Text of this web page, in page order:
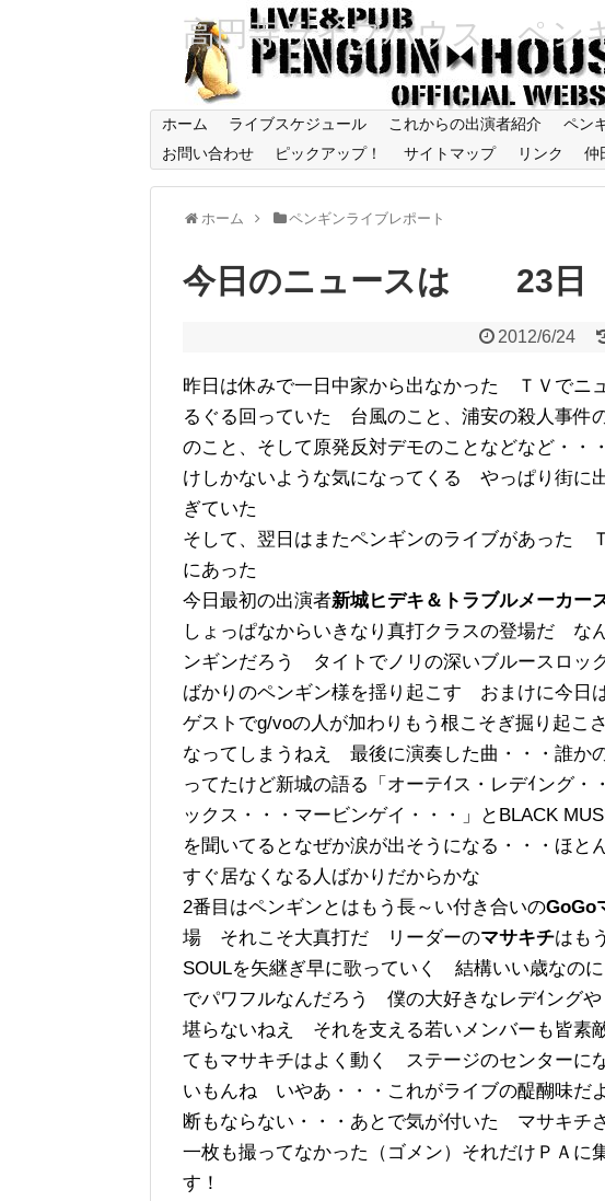
高円寺ライブハウス ペン
ホーム ライブスケジュール これからの出演者紹介 ペン
お問い合わせ
ピックアップ！ サイトマップ リンク 仲
ホーム ペンギンライブレポート
今日のニュースは 23日
2012/6/24
昨日は休みで一日中家から出なかった ＴＶでニ
るぐる回っていた 台風のこと、浦安の殺人事件
のこと、そして原発反対デモのことなどなど・・
けしかないような気になってくる やっぱり街に
ぎていた
そして、翌日はまたペンギンのライブがあった
にあった
今日最初の出演者新城ヒデキ＆トラブルメーカー
しょっぱなからいきなり真打クラスの登場だ な
ンギンだろう タイトでノリの深いブルースロッ
ばかりのペンギン様を揺り起こす おまけに今日
ゲストでg/voの人が加わりもう根こそぎ掘り起こ
なってしまうねえ 最後に演奏した曲・・・誰か
ってたけど新城の語る「オーテｲス・レデｲング・
ックス・・・マービンゲイ・・・」とBLACK
を聞いてるとなぜか涙が出そうになる・・・ほと
すぐ居なくなる人ばかりだからかな
2番目はペンギンとはもう長～い付き合いのGoGo
場 それこそ大真打だ リーダーのマサキチはも
SOULを矢継ぎ早に歌っていく 結構いい歳なの
でパワフルなんだろう 僕の大好きなレデｲングや
堪らないねえ それを支える若いメンバーも皆素
てもマサキチはよく動く ステージのセンターに
いもんね いやあ・・・これがライブの醍醐味だ
断もならない・・・あとで気が付いた マサキチ
一枚も撮ってなかった（ゴメン）それだけＰＡに
す！